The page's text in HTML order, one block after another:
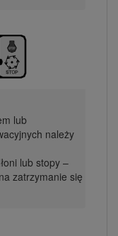
lub
należy
lub stopy –
zatrzymanie się